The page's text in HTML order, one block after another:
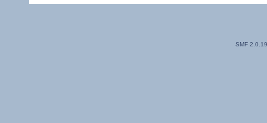
SMF 2.0.19